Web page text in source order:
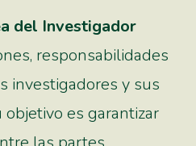
del Investigador
responsabilidades
investigadores y sus
es garantizar